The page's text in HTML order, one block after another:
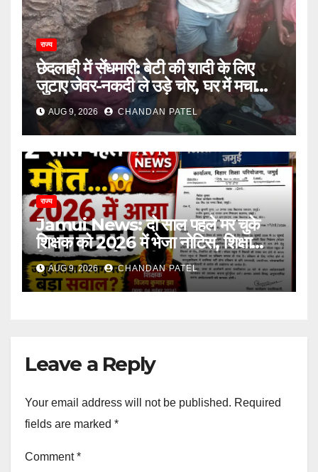
राज्य
छेदलाही में सेंधमारी: बेटी की शादी के लिए
जुटाए जेवर-नकदी ले उड़े चोर, घर में मचा
कोहराम
AUG 9, 2026 CHANDAN PATEL
राज्य
Jamui News: दो साल पहले मर चुके
शिक्षक को 2026 में भेजा नोटिस, शिक्षा
विभाग की कार्यप्रणाली पर गंभीर सवाल
AUG 9, 2026 CHANDAN PATEL
Leave a Reply
Your email address will not be published. Required
fields are marked *
Comment*